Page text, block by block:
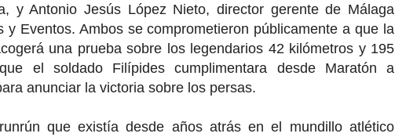
y Antonio Jesús López Nieto, director gerente de Málaga
y Eventos. Ambos se comprometieron públicamente a que la
una prueba sobre los legendarios 42 kilómetros y 195
el soldado Filípides cumplimentara desde Maratón a
anunciar la victoria sobre los persas.
que existía desde años atrás en el mundillo atlético